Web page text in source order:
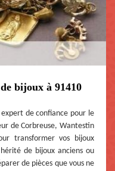
bijoux à 91410
de confiance pour le
de Corbreuse, Wantestin
transformer vos bijoux
de bijoux anciens ou
de pièces que vous ne